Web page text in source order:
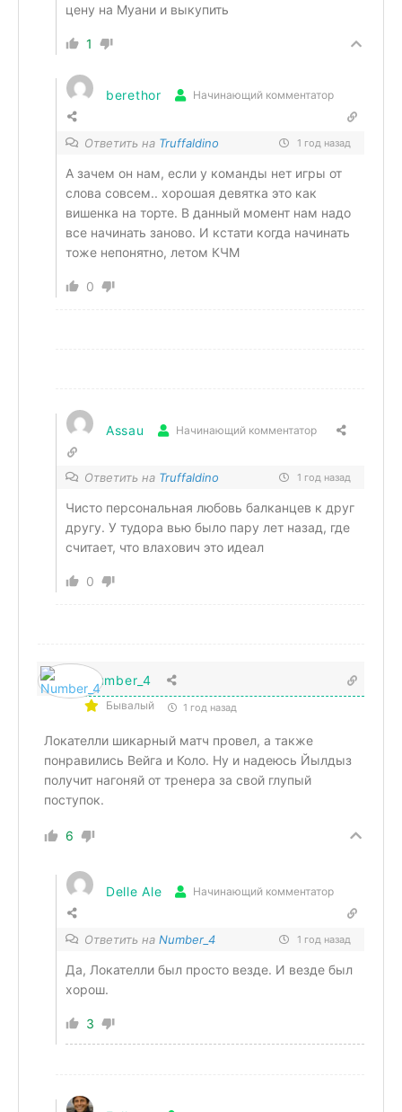
цену на Муани и выкупить
1
berethor Начинающий комментатор
Ответить на Truffaldino 1 год назад
А зачем он нам, если у команды нет игры от
слова совсем.. хорошая девятка это как
вишенка на торте. В данный момент нам надо
все начинать заново. И кстати когда начинать
тоже непонятно, летом КЧМ
0
Assau Начинающий комментатор
Ответить на Truffaldino 1 год назад
Чисто персональная любовь балканцев к друг
другу. У тудора вью было пару лет назад, где
считает, что влахович это идеал
0
Number_4
Бывалый 1 год назад
Локателли шикарный матч провел, а также
понравились Вейга и Коло. Ну и надеюсь Йылдыз
получит нагоняй от тренера за свой глупый
поступок.
6
Delle Ale Начинающий комментатор
Ответить на Number_4 1 год назад
Да, Локателли был просто везде. И везде был
хорош.
3